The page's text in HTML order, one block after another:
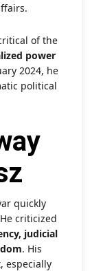
of the
power
2024, he
political
quickly
criticized
judicial
. His
especially